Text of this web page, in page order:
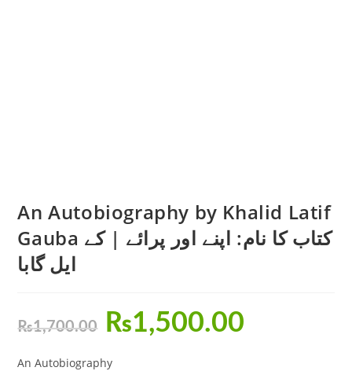
An Autobiography by Khalid Latif
Gauba کتاب کا نام: اپنے اور پرائے | کے
ایل گابا
₨1,700.00 ₨1,500.00
An Autobiography